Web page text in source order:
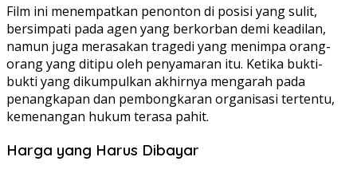
Film ini menempatkan penonton di posisi yang sulit,
bersimpati pada agen yang berkorban demi keadilan,
namun juga merasakan tragedi yang menimpa orang-
orang yang ditipu oleh penyamaran itu. Ketika bukti-
bukti yang dikumpulkan akhirnya mengarah pada
penangkapan dan pembongkaran organisasi tertentu,
kemenangan hukum terasa pahit.
Harga yang Harus Dibayar